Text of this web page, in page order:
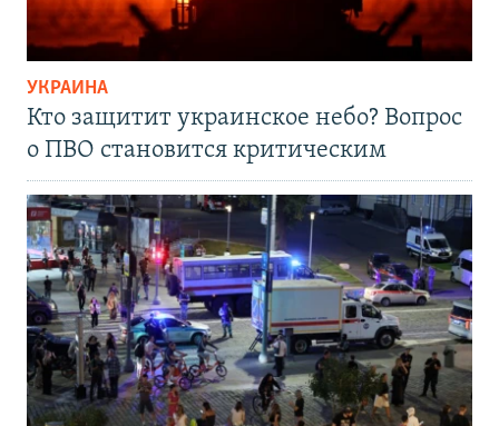
УКРАИНА
Кто защитит украинское небо? Вопрос
о ПВО становится критическим